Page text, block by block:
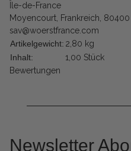
Île-de-France
Moyencourt, Frankreich, 80400
sav@woerstfrance.com
Artikelgewicht: 2,80 kg
Inhalt:
1,00 Stück
Bewertungen
Newsletter